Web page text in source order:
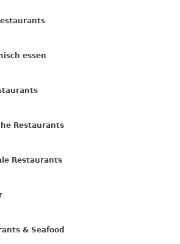
essen
Restaurants
Restaurants
& Seafood